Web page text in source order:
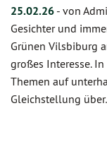
25.02.26 - von
Gesichter und
Grünen Vilsbiburg
großes Interesse.
Themen auf
Gleichstellung